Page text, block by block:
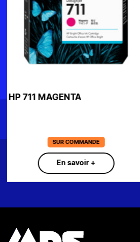
ENCRE BROTHER
SUR COMMANDE
En savoir +